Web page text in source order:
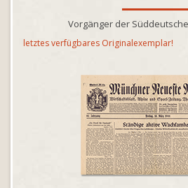
Vorgänger der
letztes verfügbares Originalexemplar!